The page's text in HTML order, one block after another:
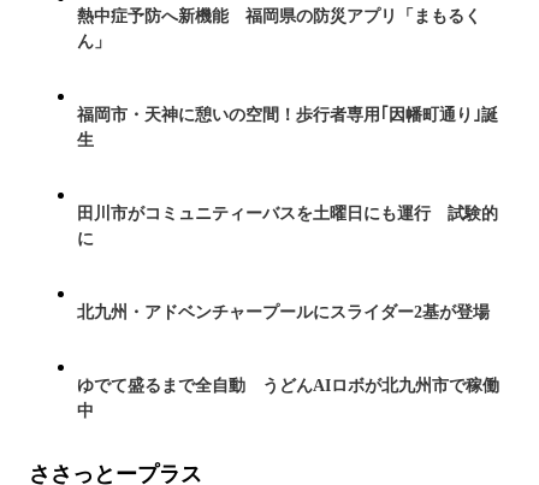
熱中症予防へ新機能 福岡県の防災アプリ「まもるく
ん」
福岡市・天神に憩いの空間！歩行者専用｢因幡町通り｣誕
生
田川市がコミュニティーバスを土曜日にも運行 試験的
に
北九州・アドベンチャープールにスライダー2基が登場
ゆでて盛るまで全自動 うどんAIロボが北九州市で稼働
中
ささっとープラス